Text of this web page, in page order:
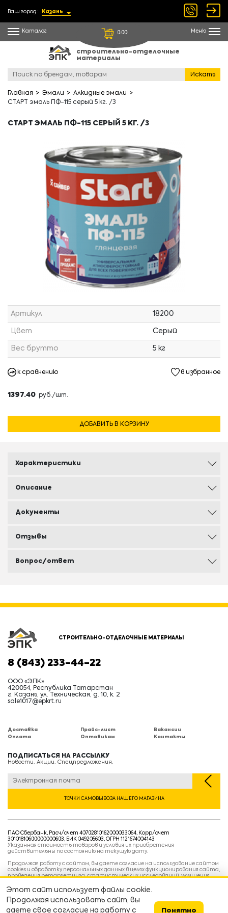
Ваш город: Казань
Каталог 0.00 Меню
строительно-отделочные
материалы
Искать
Главная Эмали
Алкидные эмали
СТАРТ эмаль ПФ-115 серый 5 кг. /3
СТАРТ ЭМАЛЬ ПФ-115 СЕРЫЙ 5 КГ. /3
Артикул 18200
Цвет Серый
Вес брутто 5 кг
к сравнению в избранное
1397.40 руб./шт.
ДОБАВИТЬ В КОРЗИНУ
Характеристики
Описание
Документы
Отзывы
Вопрос/ответ
СТРОИТЕЛЬНО-ОТДЕЛОЧНЫЕ МАТЕРИАЛЫ
8 (843) 233-44-22
ООО «ЭПК»
420054, Республика Татарстан
г. Казань, ул. Техническая, д. 10, к. 2
sale1017@epkrt.ru
Доставка
Оплата
Прайс-лист
Оптовикам
Вакансии
Контакты
ПОДПИСАТЬСЯ НА РАССЫЛКУ
Новости. Акции. Спецпредложения.
ТОЧКИ САМОВЫВОЗА НАШЕГО МАГАЗИНА
ПАО Сбербанк, Расч/счет 40702810162000033064, Корр/счет
30101810600000000603, БИК 049205603, ОГРН 1121674004143
Указанная стоимость товаров и условия их приобретения
действительны по состоянию на текущую дату.
Продолжая работу с сайтом, вы даете согласие на использование сайтом
cookies и обработку персональных данных в целях функционирования сайта,
проведения ретаргетинга, статистических исследований, улучшения
ваших предпочтений и интересов.
Политика конфиденциальности
Условия пользовательского соглашения
Условия продажи
Этот сайт использует файлы cookie.
Продолжая использовать сайт, вы
даете свое согласие на работу с
Понятно